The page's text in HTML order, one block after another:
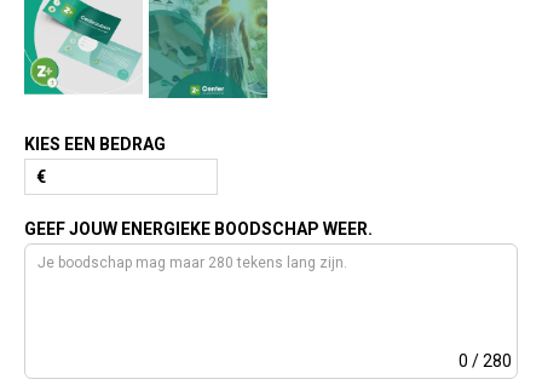
KIES EEN BEDRAG
€
GEEF JOUW ENERGIEKE BOODSCHAP WEER.
0 / 280